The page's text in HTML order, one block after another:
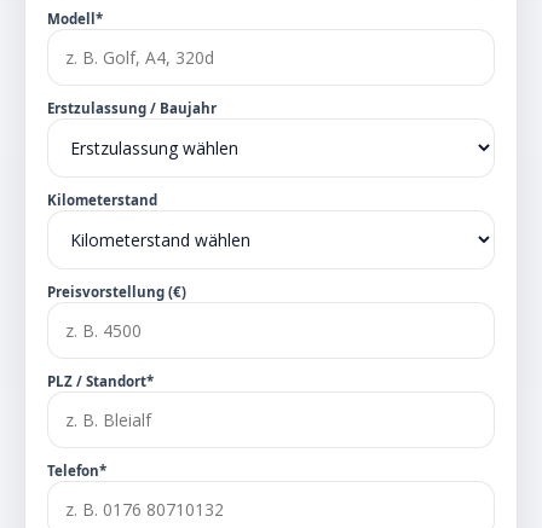
Modell*
Erstzulassung / Baujahr
Kilometerstand
Preisvorstellung (€)
PLZ / Standort*
Telefon*